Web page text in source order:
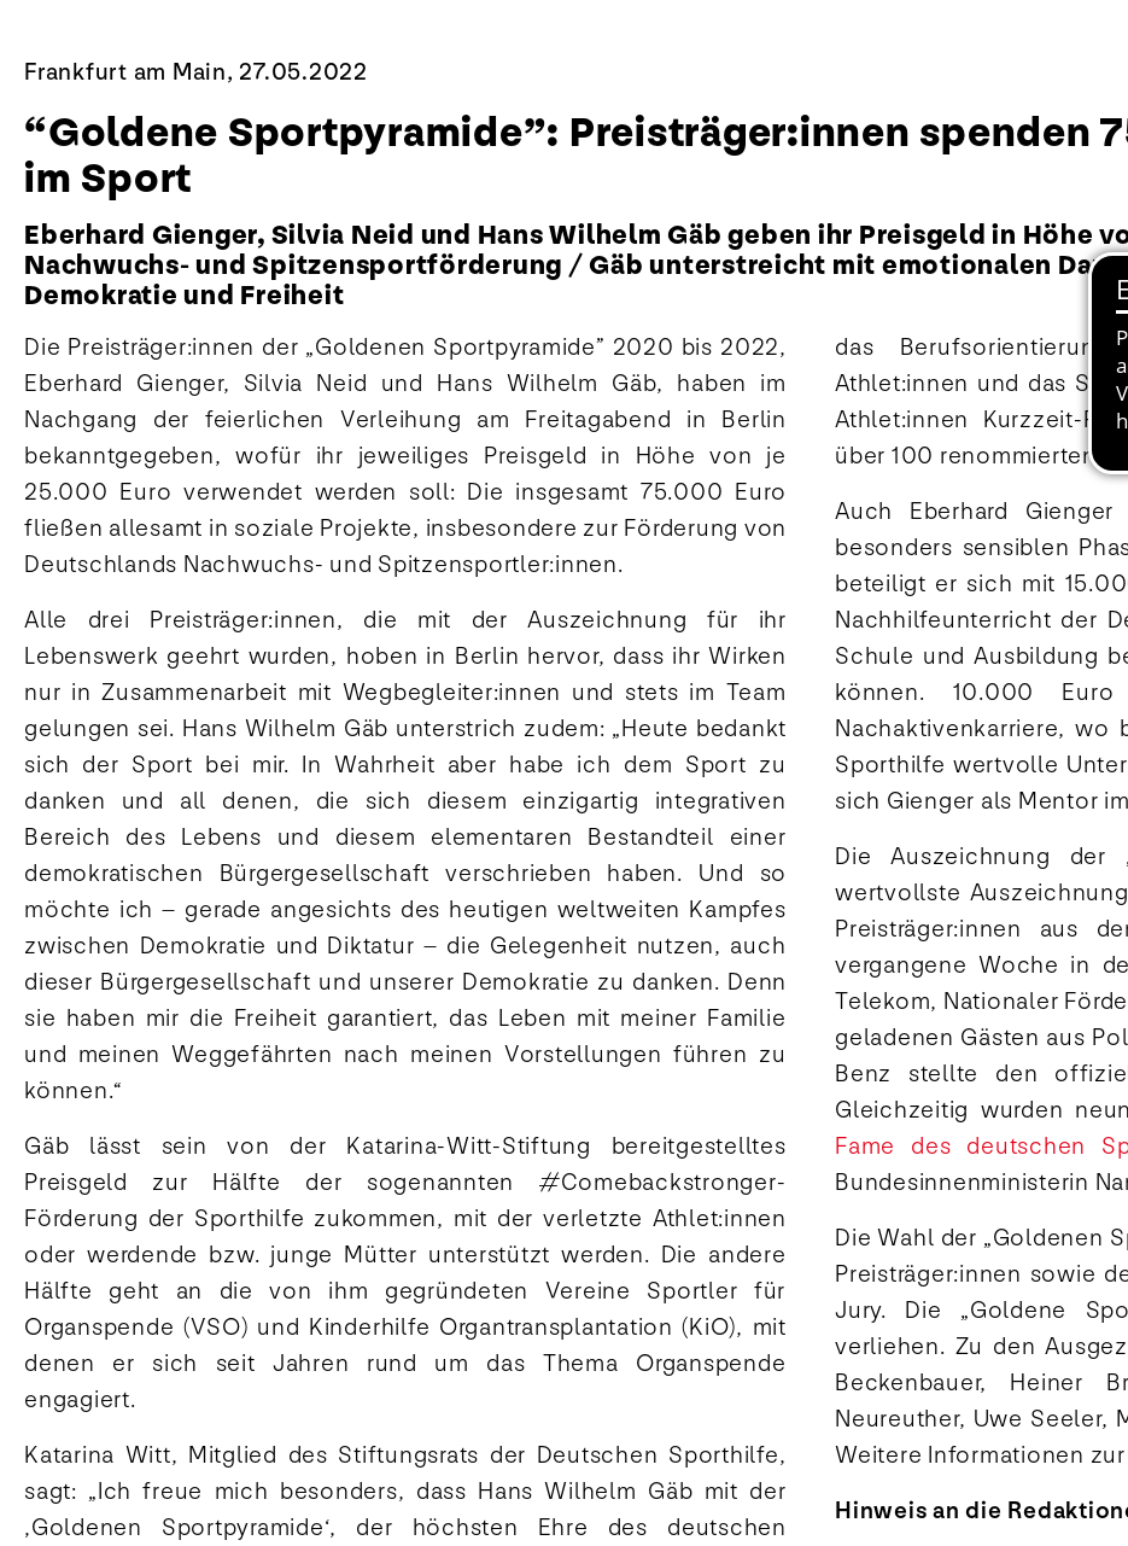
Frankfurt am Main, 27.05.2022
“Goldene Sportpyramide”: Preisträger:innen spenden
im Sport
Eberhard Gienger, Silvia Neid und Hans Wilhelm Gäb geben ihr Preisgeld in Höhe
Nachwuchs- und Spitzensportförderung / Gäb unterstreicht mit emotionalen
Demokratie und Freiheit
Die Preisträger:innen der „Goldenen Sportpyramide” 2020 bis 2022,
Eberhard Gienger, Silvia Neid und Hans Wilhelm Gäb, haben im
Nachgang der feierlichen Verleihung am Freitagabend in Berlin
bekanntgegeben, wofür ihr jeweiliges Preisgeld in Höhe von je
25.000 Euro verwendet werden soll: Die insgesamt 75.000 Euro
fließen allesamt in soziale Projekte, insbesondere zur Förderung von
Deutschlands Nachwuchs- und Spitzensportler:innen.
Alle drei Preisträger:innen, die mit der Auszeichnung für ihr
Lebenswerk geehrt wurden, hoben in Berlin hervor, dass ihr Wirken
nur in Zusammenarbeit mit Wegbegleiter:innen und stets im Team
gelungen sei. Hans Wilhelm Gäb unterstrich zudem: „Heute bedankt
sich der Sport bei mir. In Wahrheit aber habe ich dem Sport zu
danken und all denen, die sich diesem einzigartig integrativen
Bereich des Lebens und diesem elementaren Bestandteil einer
demokratischen Bürgergesellschaft verschrieben haben. Und so
möchte ich – gerade angesichts des heutigen weltweiten Kampfes
zwischen Demokratie und Diktatur – die Gelegenheit nutzen, auch
dieser Bürgergesellschaft und unserer Demokratie zu danken. Denn
sie haben mir die Freiheit garantiert, das Leben mit meiner Familie
und meinen Weggefährten nach meinen Vorstellungen führen zu
können.“
Gäb lässt sein von der Katarina-Witt-Stiftung bereitgestelltes
Preisgeld zur Hälfte der sogenannten #Comebackstronger-
Förderung der Sporthilfe zukommen, mit der verletzte Athlet:innen
oder werdende bzw. junge Mütter unterstützt werden. Die andere
Hälfte geht an die von ihm gegründeten Vereine Sportler für
Organspende (VSO) und Kinderhilfe Organtransplantation (KiO), mit
denen er sich seit Jahren rund um das Thema Organspende
engagiert.
Katarina Witt, Mitglied des Stiftungsrats der Deutschen Sporthilfe,
sagt: „Ich freue mich besonders, dass Hans Wilhelm Gäb mit der
‚Goldenen Sportpyramide‘, der höchsten Ehre des deutschen
das
Athlet:innen und das
Athlet:innen Kurzzeit-
über 100 renommierten
Auch Eberhard
besonders sensiblen
beteiligt er sich mit
Nachhilfeunterricht der
Schule und Ausbildung
können. 10.000
Nachaktivenkarriere, wo
Sporthilfe wertvolle
sich Gienger als Mentor
Die Auszeichnung der
wertvollste
Preisträger:innen aus
vergangene Woche in
Telekom, Nationaler
geladenen Gästen aus
Benz stellte den
Gleichzeitig wurden
Fame des deutschen
Bundesinnenministerin
Die Wahl der „Goldenen
Preisträger:innen sowie
Jury. Die „Goldene
verliehen. Zu den
Beckenbauer, Heiner
Neureuther, Uwe Seeler,
Weitere Informationen zur
Hinweis an die